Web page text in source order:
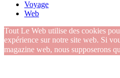
Voyage
Web
Tout Le Web utilise des cookies
expérience sur notre site web. Si
magazine web, nous supposerons